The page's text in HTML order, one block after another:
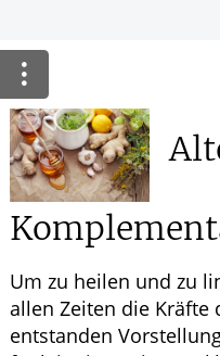
HOMÖOPATHIE
GESUND IM ALTER
Um zu heilen und zu
allen Zeiten die Kräfte
entstanden